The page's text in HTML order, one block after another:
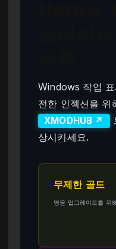
Windows 작업
전한 인젝션을 위
XMODHUB ↗
상시키세요.
무제한 골드
영웅 업그레이드를 위